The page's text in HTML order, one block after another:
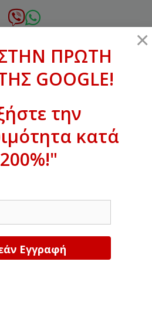
ΣΕΛΙΔΑ ΤΗΣ
×
ΣΤΗΝ ΠΡΩΤΗ
GOOGLE!
την
κατά